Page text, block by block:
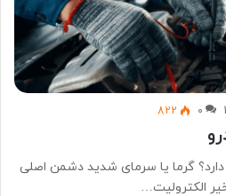
0
822
دارد؟ گرما یا سرمای شدید دشمن اصلی
الکترولیت…